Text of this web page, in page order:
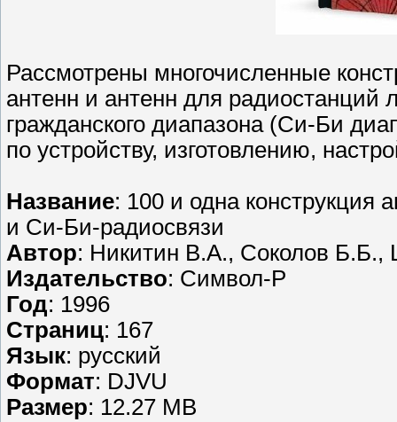
Рассмотрены многочисленные
антенн и антенн для радиостанций
гражданского диапазона (Си-Би
по устройству, изготовлению,
Название: 100 и одна конструкция
и Си-Би-радиосвязи
Автор: Никитин В.А., Соколов Б.Б.,
Издательство: Символ-Р
Год: 1996
Страниц: 167
Язык: русский
Формат: DJVU
Размер: 12.27 MB